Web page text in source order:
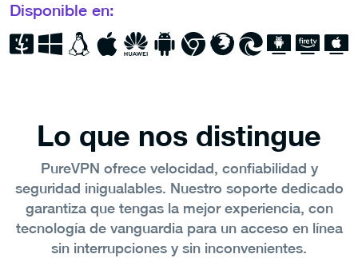
Disponible en:
Lo que nos distingue
PureVPN ofrece velocidad, confiabilidad y
seguridad inigualables. Nuestro soporte dedicado
garantiza que tengas la mejor experiencia, con
tecnología de vanguardia para un acceso en línea
sin interrupciones y sin inconvenientes.